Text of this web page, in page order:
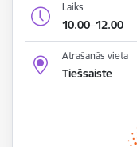
Laiks
10.00–12.00
Atrašanās vieta
Tiešsaistē